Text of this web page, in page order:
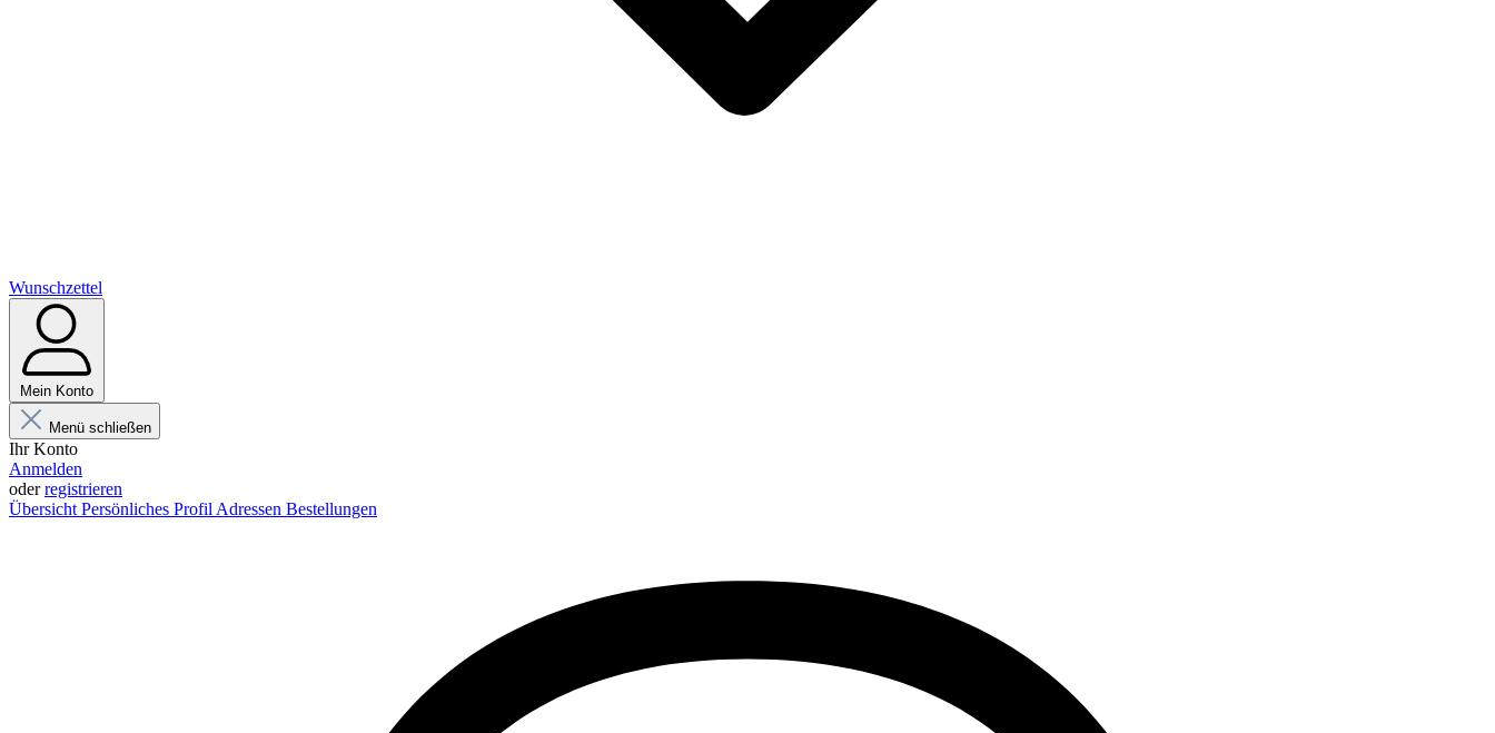
Wunschzettel
Mein Konto
Menü schließen
Ihr Konto
Anmelden
oderregistrieren
Übersicht Persönliches Profil Adressen Bestellungen